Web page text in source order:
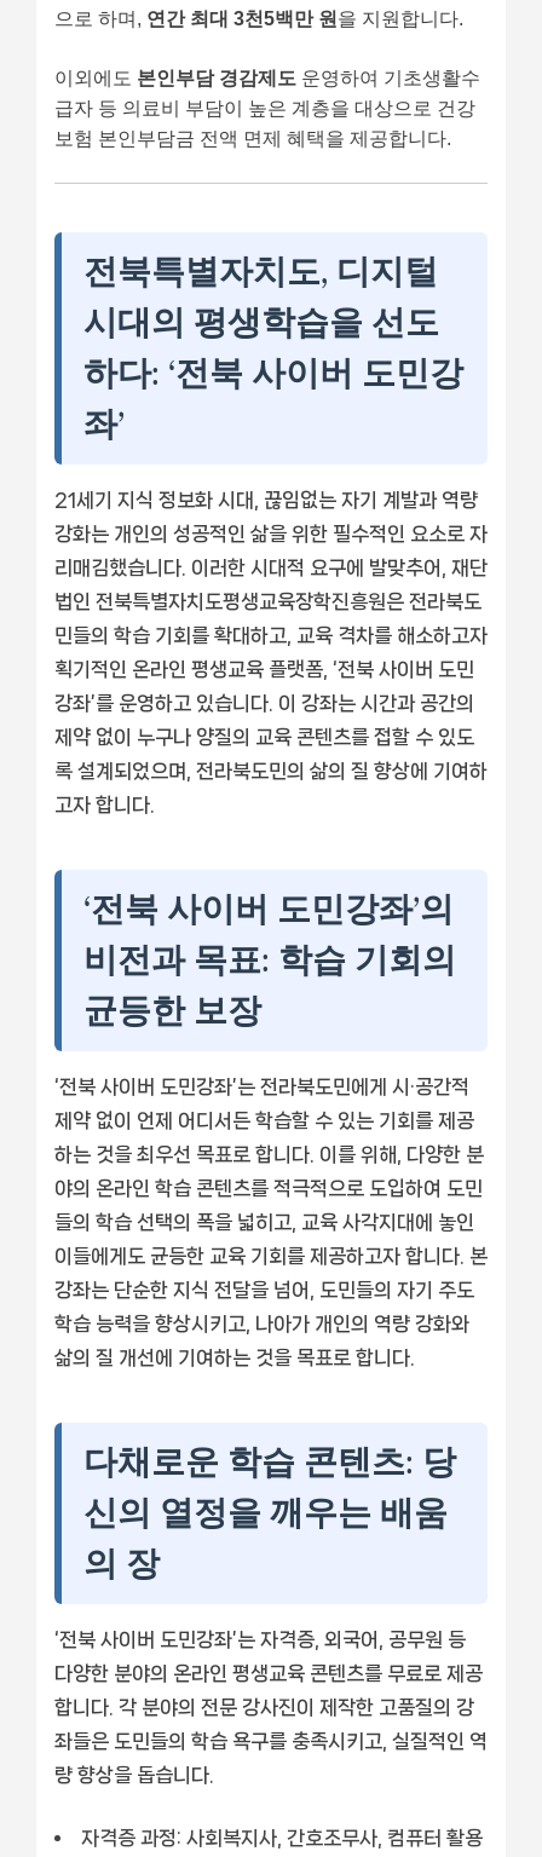
으로 하며, 연간 최대 3천5백만 원 을 지원합니다.
이외에도 본인부담 경감제도 운영하여 기초생활수
급자 등 의료비 부담이 높은 계층을 대상으로 건강
보험 본인부담금 전액 면제 혜택을 제공합니다.
전북특별자치도, 디지털
시대의 평생학습을 선도
하다: ‘전북 사이버 도민강
좌’
21세기 지식 정보화 시대, 끊임없는 자기 계발과 역량
강화는 개인의 성공적인 삶을 위한 필수적인 요소로 자
리매김했습니다. 이러한 시대적 요구에 발맞추어, 재단
법인 전북특별자치도평생교육장학진흥원은 전라북도
민들의 학습 기회를 확대하고, 교육 격차를 해소하고자
획기적인 온라인 평생교육 플랫폼, ‘전북 사이버 도민
강좌’를 운영하고 있습니다. 이 강좌는 시간과 공간의
제약 없이 누구나 양질의 교육 콘텐츠를 접할 수 있도
록 설계되었으며, 전라북도민의 삶의 질 향상에 기여하
고자 합니다.
‘전북 사이버 도민강좌’의
비전과 목표: 학습 기회의
균등한 보장
‘전북 사이버 도민강좌’는 전라북도민에게 시·공간적
제약 없이 언제 어디서든 학습할 수 있는 기회를 제공
하는 것을 최우선 목표로 합니다. 이를 위해, 다양한 분
야의 온라인 학습 콘텐츠를 적극적으로 도입하여 도민
들의 학습 선택의 폭을 넓히고, 교육 사각지대에 놓인
이들에게도 균등한 교육 기회를 제공하고자 합니다. 본
강좌는 단순한 지식 전달을 넘어, 도민들의 자기 주도
학습 능력을 향상시키고, 나아가 개인의 역량 강화와
삶의 질 개선에 기여하는 것을 목표로 합니다.
다채로운 학습 콘텐츠: 당
신의 열정을 깨우는 배움
의 장
‘전북 사이버 도민강좌’는 자격증, 외국어, 공무원 등
다양한 분야의 온라인 평생교육 콘텐츠를 무료로 제공
합니다. 각 분야의 전문 강사진이 제작한 고품질의 강
좌들은 도민들의 학습 욕구를 충족시키고, 실질적인 역
량 향상을 돕습니다.
자격증 과정: 사회복지사, 간호조무사, 컴퓨터 활용